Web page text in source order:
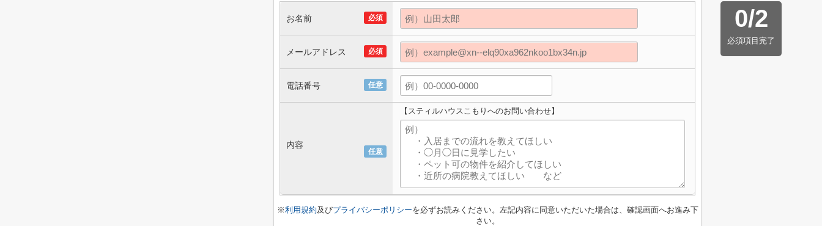
0/2
必須項目完了
必須
お名前
必須
メールアドレス
任意
電話番号
任意
内容
【スティルハウスこもりへのお問い合わせ】
※利用規約及びプライバシーポリシーを必ずお読みください。左記内容に同意いただいた場合は、確認画面へお進み下
さい。